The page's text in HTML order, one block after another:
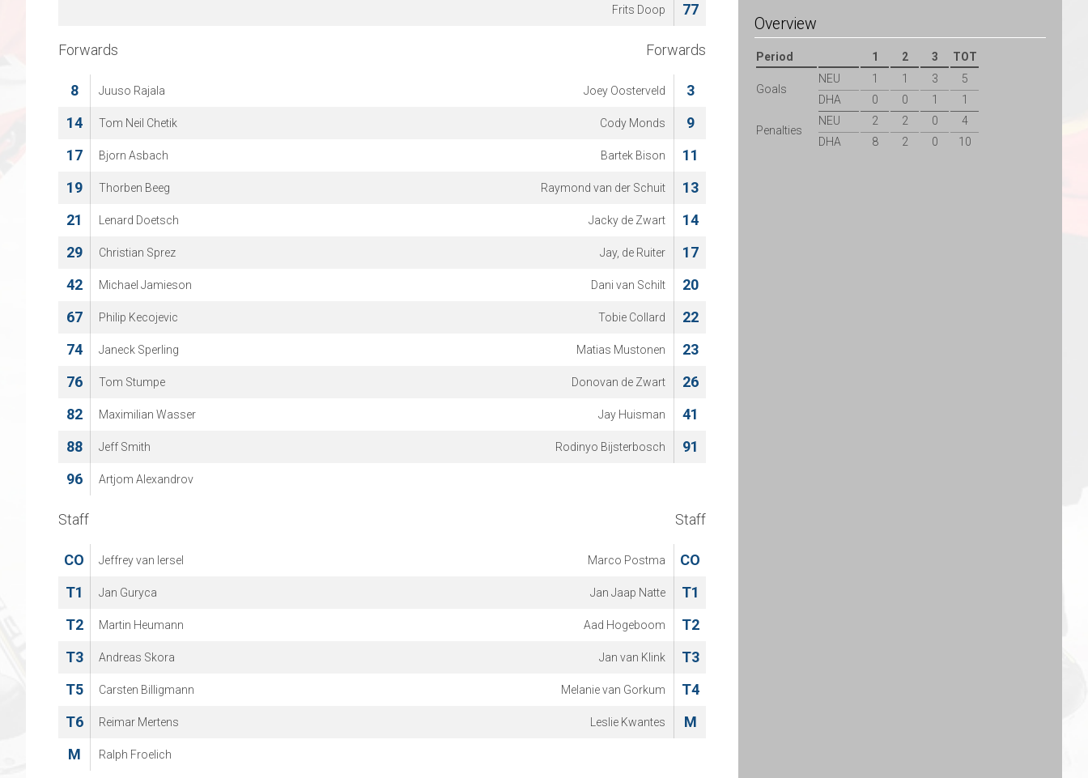
Forwards
8 Juuso Rajala
14 Tom Neil Chetik
17 Bjorn Asbach
19 Thorben Beeg
21 Lenard Doetsch
29 Christian Sprez
42 Michael Jamieson
67 Philip Kecojevic
74 Janeck Sperling
76 Tom Stumpe
82 Maximilian Wasser
88 Jeff Smith
96 Artjom Alexandrov
Staff
CO Jeffrey van Iersel
T1 Jan Guryca
T2 Martin Heumann
T3 Andreas Skora
T5 Carsten Billigmann
T6 Reimar Mertens
M Ralph Froelich
77
Frits Doop
Forwards
3
Joey Oosterveld
9
Cody Monds
11
Bartek Bison
13
Raymond van der Schuit
14
Jacky de Zwart
17
Jay, de Ruiter
20
Dani van Schilt
22
Tobie Collard
23
Matias Mustonen
26
Donovan de Zwart
41
Jay Huisman
91
Rodinyo Bijsterbosch
Staff
CO
Marco Postma
T1
Jan Jaap Natte
T2
Aad Hogeboom
T3
Jan van Klink
T4
Melanie van Gorkum
M
Leslie Kwantes
Overview
Period 1 2 3 TOT
Goals
NEU 1 1 3
5
DHA
0 0 1 1
Penalties
NEU 2 2 0
4
DHA
8 2 0 10